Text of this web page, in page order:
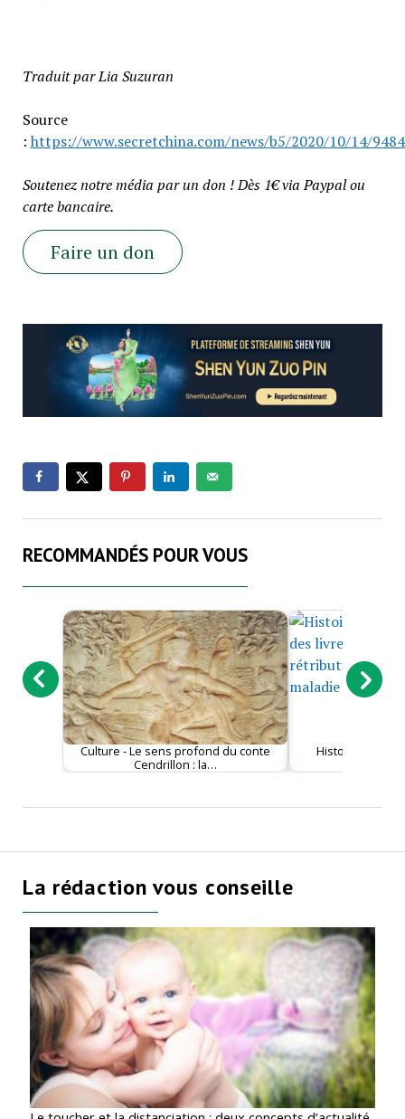
Traduit par Lia Suzuran
Source
: https://www.secretchina.com/news/b5/2020/10/14/
Soutenez notre média par un don ! Dès 1€ via Paypal ou
carte bancaire.
Faire un don
RECOMMANDÉS POUR VOUS
Culture - Le sens profond du conte
Cendrillon : la…
Histoire - À 15
La rédaction vous conseille